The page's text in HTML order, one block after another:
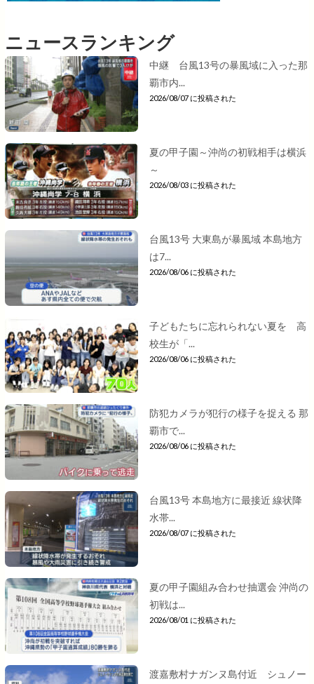
ニュースランキング
中継 台風13号の暴風域に入った那
覇市内...
2026/08/07 に投稿された
夏の甲子園～沖尚の初戦相手は横浜
～
2026/08/03 に投稿された
台風13号 大東島が暴風域 本島地方
は7...
2026/08/06 に投稿された
子どもたちに忘れられない夏を 高
校生が「...
2026/08/06 に投稿された
防犯カメラが犯行の様子を捉える 那
覇市で...
2026/08/06 に投稿された
台風13号 本島地方に最接近 線状降
水帯...
2026/08/07 に投稿された
夏の甲子園組み合わせ抽選会 沖尚の
初戦は...
2026/08/01 に投稿された
渡嘉敷村ナガンヌ島付近 シュノー